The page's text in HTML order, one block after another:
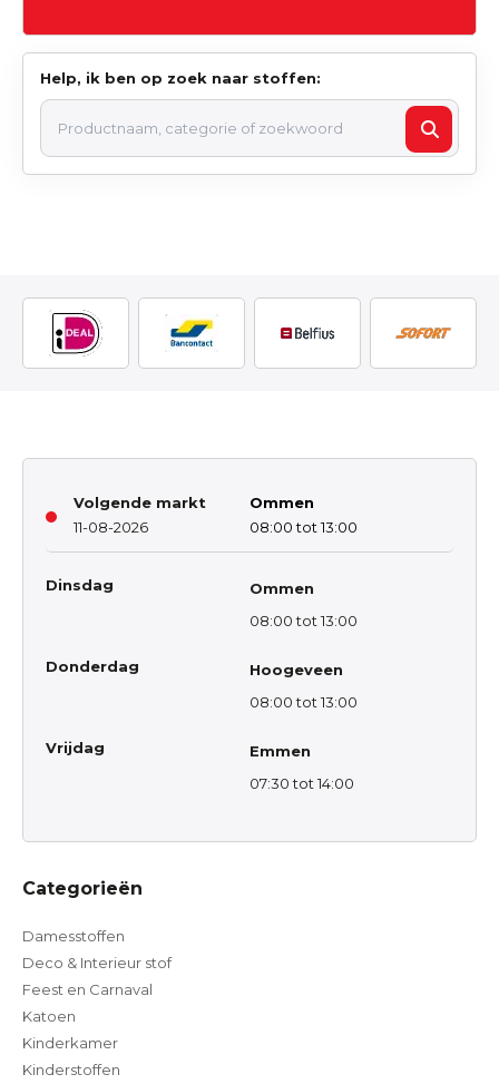
Help, ik ben op zoek naar stoffen:
Volgende markt
11-08-2026
Ommen
08:00 tot 13:00
Dinsdag
Ommen
08:00 tot 13:00
Donderdag
Hoogeveen
08:00 tot 13:00
Vrijdag
Emmen
07:30 tot 14:00
Categorieën
Damesstoffen
Deco & Interieur stof
Feest en Carnaval
Katoen
Kinderkamer
Kinderstoffen